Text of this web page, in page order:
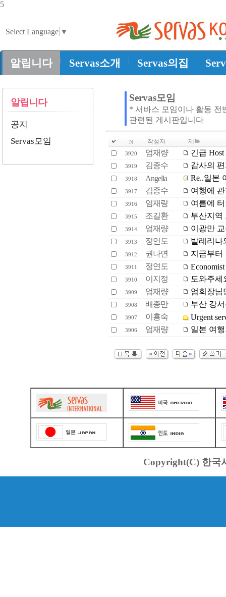
5
Select Language ▼
알립니다 | Servas소개 | Servas의집 |
알립니다
공지
Servas모임
Servas모임
* 서바스 모임이나 활동 전
관련된 게시판입니다
N 작성자 제목
3920 엄재량 긴급
3919 김종수 감사의
3918 Angella Re..일본
3917 김종수 여행에
3916 엄재량 여름에
3915 조길환 부산지역
3914 엄재량 이광만
3913 정연도 발레리나
3912 권나연 지금부터
3911 정연도
3910 이지정 도와주세
3909 엄재량 엄회장님
3908 배종만 부산 강
3907 이흥숙 Urgent
3906 엄재량 일본 여
Copyright(C) 한국